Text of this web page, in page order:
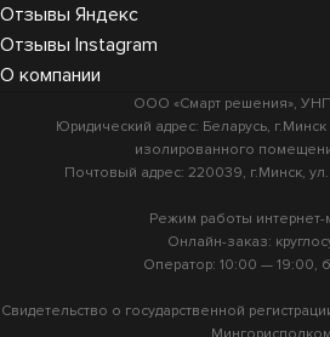
Отзывы Яндекс
Отзывы Instagram
О компании
ООО «Смарт решения»,
Юридический адрес: Беларусь, г.Минск
изолированного
Почтовый адрес: 220039, г.Минск, ул.
Режим работы интернет-
Онлайн-заказ:
Оператор: 10:00 — 19:00,
Свидетельство о государственной